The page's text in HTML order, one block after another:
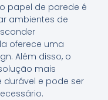
papel de parede é
ambientes de
oferece uma
Além disso, o
mais
e pode ser